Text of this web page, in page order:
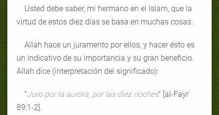
Usted debe saber, mi hermano en el Islam, que la
virtud de estos diez días se basa en muchas cosas:
Allah hace un juramento por ellos, y hacer ésto es
un indicativo de su importancia y su gran beneficio.
Allah dice (interpretación del significado):
"Juro por la aurora, por las diez noches" [al-Fayr
89:1-2].